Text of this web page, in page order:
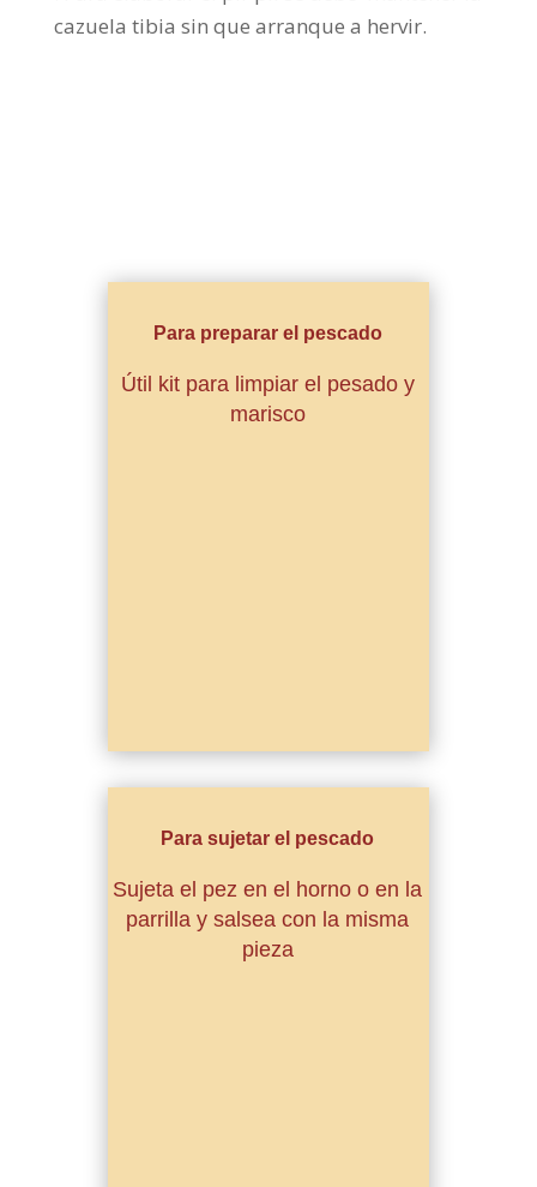
cazuela tibia sin que arranque a hervir.
Para preparar el pescado
Útil kit para limpiar el pesado y
marisco
Para sujetar el pescado
Sujeta el pez en el horno o en la
parrilla y salsea con la misma
pieza